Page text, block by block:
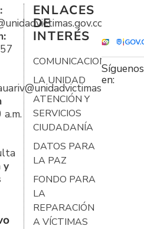
y
ENLACES
DE
INTERÉS
COMUNICACIONES
LA UNIDAD
ATENCIÓN Y
SERVICIOS
CIUDADANÍA
DATOS PARA
LA PAZ
FONDO PARA
LA
REPARACIÓN
A VÍCTIMAS
Síguenos
en: